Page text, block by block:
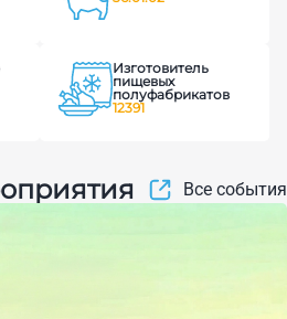
Изготовитель
пищевых
полуфабрикатов
12391
Все события